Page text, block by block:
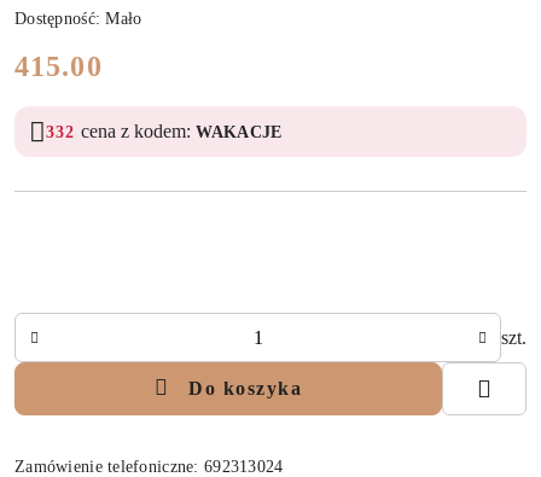
Dostępność:Mało
cena:
415.00
332cena z kodem:WAKACJE
szt.
Do koszyka
Zamówienie telefoniczne: 692313024